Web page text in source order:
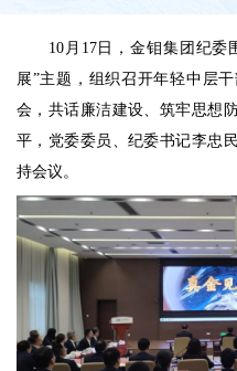
10月17日，金钼集团纪委
展”主题，组织召开年轻中层
会，共话廉洁建设、筑牢思想
平，党委委员、纪委书记李忠
持会议。